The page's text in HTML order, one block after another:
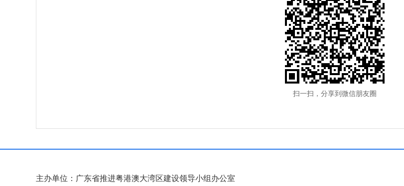
扫一扫，分享到微信朋友圈
主办单位：广东省推进粤港澳大湾区建设领导小组办公室